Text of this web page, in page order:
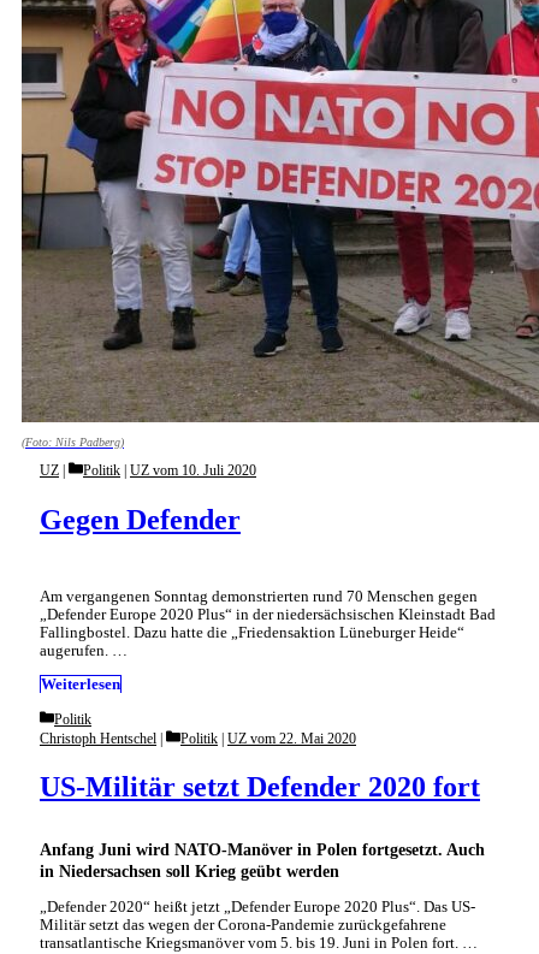
(Foto: Nils Padberg)
Gegen Defender
UZ Categories
Politik UZ vom 10. Juli 2020
Am vergangenen Sonntag demonstrierten rund 70 Menschen gegen
„Defender Europe 2020 Plus“ in der niedersächsischen Kleinstadt Bad
Fallingbostel. Dazu hatte die „Friedensaktion Lüneburger Heide“
augerufen. …
Weiterlesen
Categories
Politik
Anfang Juni wird NATO-Manöver in Polen fortgesetzt. Auch
in Niedersachsen soll Krieg geübt werden
US-Militär setzt Defender 2020 fort
Christoph Hentschel Categories
Politik | UZ vom 22. Mai 2020
„Defender 2020“ heißt jetzt „Defender Europe 2020 Plus“. Das US-
Militär setzt das wegen der Corona-Pandemie zurückgefahrene
transatlantische Kriegsmanöver vom 5. bis 19. Juni in Polen fort. …